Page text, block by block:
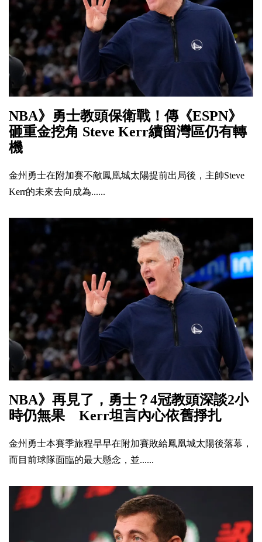
NBA》勇士教頭保衛戰！傳《ESPN》
砸重金挖角 Steve Kerr續留灣區仍有轉
機
金州勇士在附加賽不敵鳳凰城太陽提前出局後，主帥Steve
Kerr的未來去向成為......
NBA》再見了，勇士？4冠教頭深談2小
時仍無果 Kerr坦言內心依舊掙扎
金州勇士本賽季旅程早早在附加賽敗給鳳凰城太陽後落幕，
而目前球隊面臨的最大懸念，並......